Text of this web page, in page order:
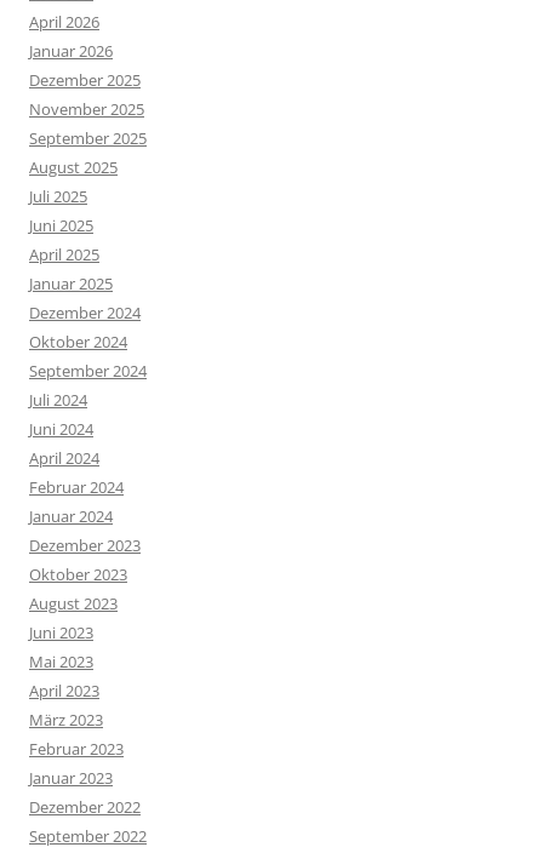
April 2026
Januar 2026
Dezember 2025
November 2025
September 2025
August 2025
Juli 2025
Juni 2025
April 2025
Januar 2025
Dezember 2024
Oktober 2024
September 2024
Juli 2024
Juni 2024
April 2024
Februar 2024
Januar 2024
Dezember 2023
Oktober 2023
August 2023
Juni 2023
Mai 2023
April 2023
März 2023
Februar 2023
Januar 2023
Dezember 2022
September 2022